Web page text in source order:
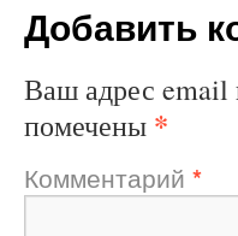
Добавить
Ваш адрес email
помечены *
Комментарий *